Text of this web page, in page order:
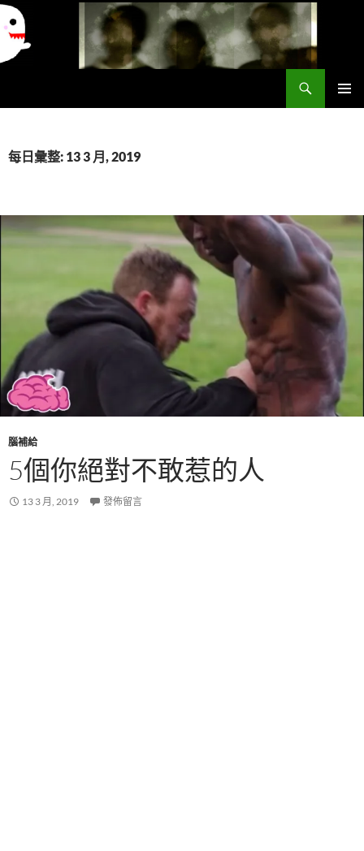
要
每日彙整: 13 3 月, 2019
腦補給
5個你絕對不敢惹的人
13 3 月, 2019 發佈留言